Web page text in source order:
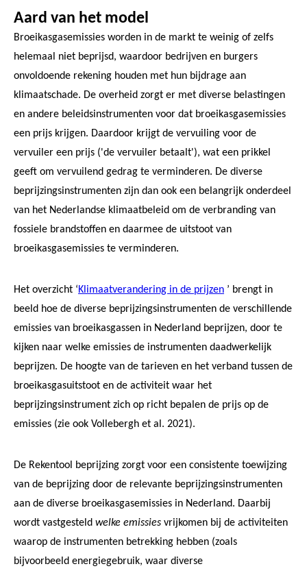
Aard van het model
Broeikasgasemissies worden in de markt te weinig of zelfs
helemaal niet beprijsd, waardoor bedrijven en burgers
onvoldoende rekening houden met hun bijdrage aan
klimaatschade. De overheid zorgt er met diverse belastingen
en andere beleidsinstrumenten voor dat broeikasgasemissies
een prijs krijgen. Daardoor krijgt de vervuiling voor de
vervuiler een prijs ('de vervuiler betaalt'), wat een prikkel
geeft om vervuilend gedrag te verminderen. De diverse
beprijzingsinstrumenten zijn dan ook een belangrijk onderdeel
van het Nederlandse klimaatbeleid om de verbranding van
fossiele brandstoffen en daarmee de uitstoot van
broeikasgasemissies te verminderen.
Het overzicht ‘Klimaatverandering in de prijzen ’ brengt in
beeld hoe de diverse beprijzingsinstrumenten de verschillende
emissies van broeikasgassen in Nederland beprijzen, door te
kijken naar welke emissies de instrumenten daadwerkelijk
beprijzen. De hoogte van de tarieven en het verband tussen de
broeikasgasuitstoot en de activiteit waar het
beprijzingsinstrument zich op richt bepalen de prijs op de
emissies (zie ook Vollebergh et al. 2021).
De Rekentool beprijzing zorgt voor een consistente toewijzing
van de beprijzing door de relevante beprijzingsinstrumenten
aan de diverse broeikasgasemissies in Nederland. Daarbij
wordt vastgesteld welke emissies vrijkomen bij de activiteiten
waarop de instrumenten betrekking hebben (zoals
bijvoorbeeld energiegebruik, waar diverse